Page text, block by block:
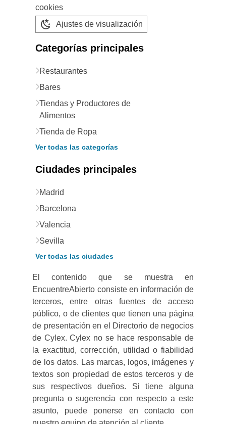
cookies
Ajustes de visualización
Categorías principales
Restaurantes
Bares
Tiendas y Productores de
Alimentos
Tienda de Ropa
Ver todas las categorías
Ciudades principales
Madrid
Barcelona
Valencia
Sevilla
Ver todas las ciudades
El contenido que se muestra en
EncuentreAbierto consiste en información de
terceros, entre otras fuentes de acceso
público, o de clientes que tienen una página
de presentación en el Directorio de negocios
de Cylex. Cylex no se hace responsable de
la exactitud, corrección, utilidad o fiabilidad
de los datos. Las marcas, logos, imágenes y
textos son propiedad de estos terceros y de
sus respectivos dueños. Si tiene alguna
pregunta o sugerencia con respecto a este
asunto, puede ponerse en contacto con